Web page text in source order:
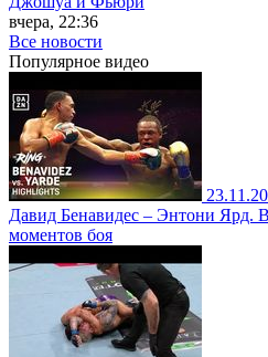
вчера, 22:36
Все новости
Популярное видео
Давид Бенавидес – Энтони Ярд.
моментов боя